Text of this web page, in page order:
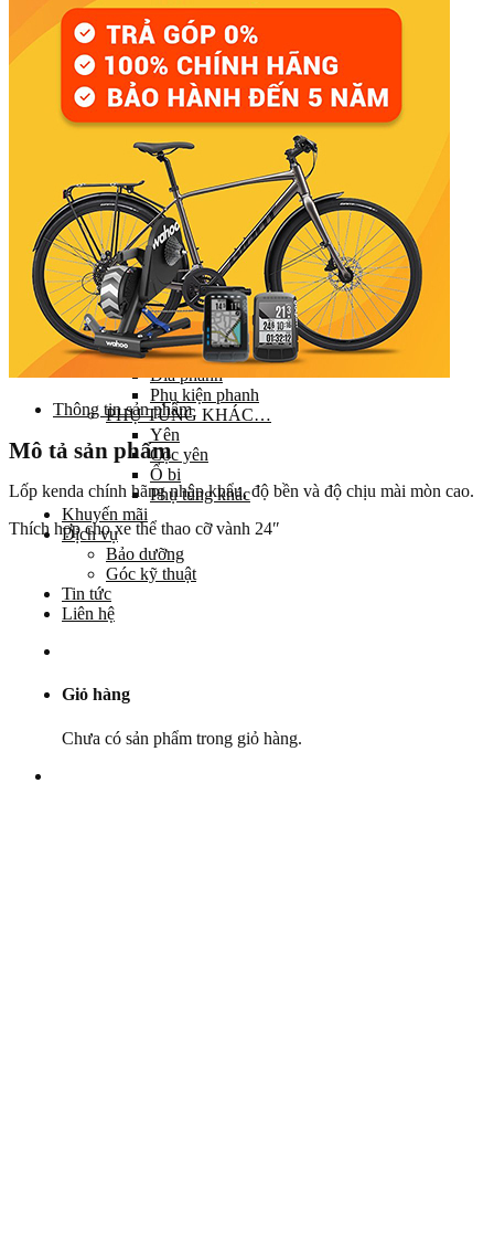
Líp
Pedal (Bàn đạp)
HỆ THỐNG CHUYỂN ĐỘNG
Trục giữa
Moay ơ
Vành xe (Niềng)
Săm xe (Ruột xe)
Lốp xe (Vỏ xe)
Nan hoa (Căm)
HỆ THỐNG LÁI
Ghi đông (Tay lái)
Pô tăng
Cổ phuộc
Phuộc (Giảm xóc)
HỆ THỐNG PHANH
Bộ phanh / Cụm phanh
Tay phanh / Dây
Má phanh
Đĩa phanh
Phụ kiện phanh
PHỤ TÙNG KHÁC…
Yên
Cọc yên
Ổ bi
Phụ tùng khác
Khuyến mãi
Dịch vụ
Bảo dưỡng
Góc kỹ thuật
Tin tức
Liên hệ
Giỏ hàng
Chưa có sản phẩm trong giỏ hàng.
Thông tin sản phẩm
Mô tả sản phẩm
Lốp kenda chính hãng nhập khẩu, độ bền và độ chịu mài mòn cao.
Thích hợp cho xe thể thao cỡ vành 24″